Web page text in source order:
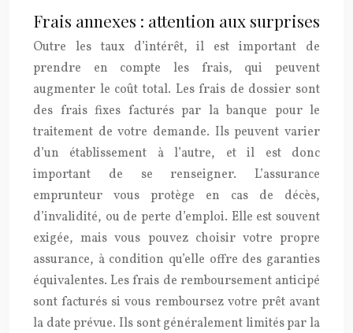
Frais annexes : attention aux surprises
Outre les taux d’intérêt, il est important de
prendre en compte les frais, qui peuvent
augmenter le coût total. Les frais de dossier sont
des frais fixes facturés par la banque pour le
traitement de votre demande. Ils peuvent varier
d’un établissement à l’autre, et il est donc
important de se renseigner. L’assurance
emprunteur vous protège en cas de décès,
d’invalidité, ou de perte d’emploi. Elle est souvent
exigée, mais vous pouvez choisir votre propre
assurance, à condition qu’elle offre des garanties
équivalentes. Les frais de remboursement anticipé
sont facturés si vous remboursez votre prêt avant
la date prévue. Ils sont généralement limités par la